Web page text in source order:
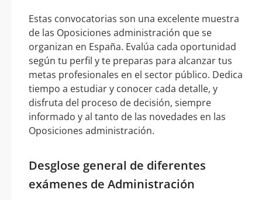
Estas convocatorias son una excelente muestra
de las Oposiciones administración que se
organizan en España. Evalúa cada oportunidad
según tu perfil y te preparas para alcanzar tus
metas profesionales en el sector público. Dedica
tiempo a estudiar y conocer cada detalle, y
disfruta del proceso de decisión, siempre
informado y al tanto de las novedades en las
Oposiciones administración.
Desglose general de diferentes
exámenes de Administración